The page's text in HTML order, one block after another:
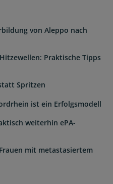
von Aleppo nach
Praktische Tipps
Spritzen
ist ein Erfolgsmodell
weiterhin ePA-
mit metastasiertem